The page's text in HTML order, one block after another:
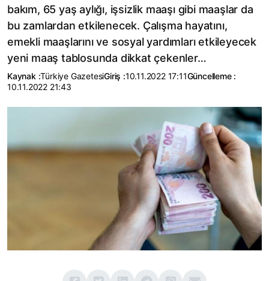
bakım, 65 yaş aylığı, işsizlik maaşı gibi maaşlar da
bu zamlardan etkilenecek. Çalışma hayatını,
emekli maaşlarını ve sosyal yardımları etkileyecek
yeni maaş tablosunda dikkat çekenler…
Kaynak :Türkiye GazetesiGiriş :10.11.2022 17:11Güncelleme :
10.11.2022 21:43